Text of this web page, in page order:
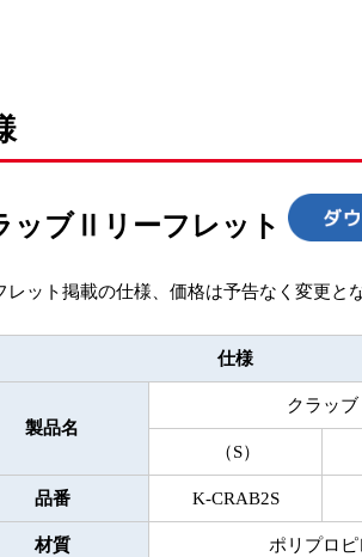
ッブⅡリーフレット
レット掲載の仕様、価格は予告なく変更と
仕様
製品名
クラッ
（S）
品番 K-CRAB2S
材質 ポリプロピ